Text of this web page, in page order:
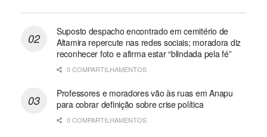
Suposto despacho encontrado em cemitério de
Altamira repercute nas redes sociais; moradora diz
reconhecer foto e afirma estar “blindada pela fé”
0 COMPARTILHAMENTOS
Professores e moradores vão às ruas em Anapu
para cobrar definição sobre crise política
0 COMPARTILHAMENTOS